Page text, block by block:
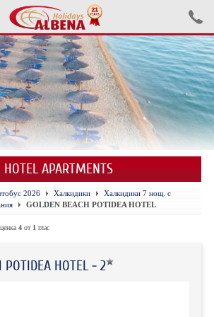
2026
HOTEL APARTMENTS
2026 Халкидики
Халкидики 7 нощ. с
GOLDEN BEACH POTIDEA HOTEL
4от 1 глас
POTIDEA HOTEL - 2